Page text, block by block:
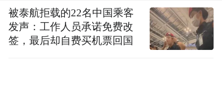
被泰航拒载的22名中国乘客
发声：工作人员承诺免费改
签，最后却自费买机票回国